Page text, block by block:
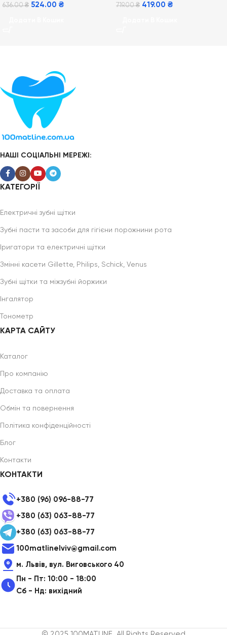
636.00₴ 524.00 ₴ 719.00₴ 419.00 ₴
НАШІ СОЦІАЛЬНІ МЕРЕЖІ:
КАТЕГОРІЇ
Електричні зубні щітки
Зубні пасти та засоби для гігієни порожнини рота
Іригатори та електричні щітки
Змінні касети Gillette, Philips, Schick, Venus
Зубні щітки та міжзубні йоржики
Інгалятор
Тонометр
КАРТА САЙТУ
Каталог
Про компанію
Доставка та оплата
Обмін та повернення
Політика конфіденційності
Блог
Контакти
КОНТАКТИ
+380 (96) 096-88-77
+380 (63) 063-88-77
+380 (63) 063-88-77
100matlinelviv@gmail.com
м. Львів, вул. Виговського 40
Пн - Пт: 10:00 - 18:00
Сб - Нд: вихідний